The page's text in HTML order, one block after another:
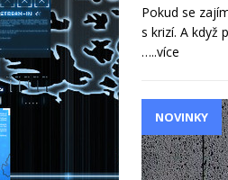
Pokud se
s krizí. A když
…..více
NOVINKY